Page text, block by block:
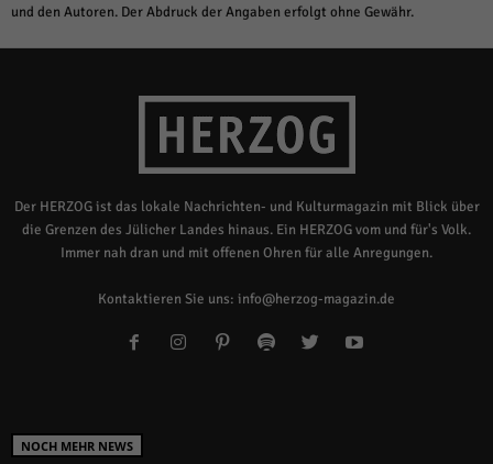
und den Autoren. Der Abdruck der Angaben erfolgt ohne Gewähr.
Der HERZOG ist das lokale Nachrichten- und Kulturmagazin mit Blick über
die Grenzen des Jülicher Landes hinaus. Ein HERZOG vom und für's Volk.
Immer nah dran und mit offenen Ohren für alle Anregungen.
Kontaktieren Sie uns: info@herzog-magazin.de
NOCH MEHR NEWS